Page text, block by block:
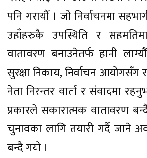
पनि गरायौँ । जो निर्वाचनमा
उहाँहरुकै उपस्थिति र
वातावरण बनाउनेतर्फ हामी
सुरक्षा निकाय, निर्वाचन
नेता निरन्तर वार्ता र संवादमा
प्रकारले सकारात्मक वातावरण
चुनावका लागि तयारी गर्दै जाने
बन्दै गयो ।